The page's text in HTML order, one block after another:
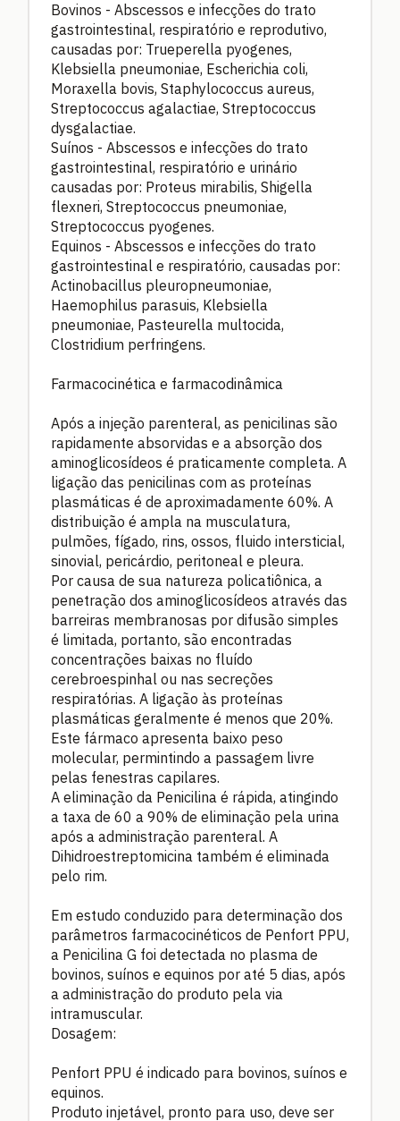
Bovinos - Abscessos e infecções do trato
gastrointestinal, respiratório e reprodutivo,
causadas por: Trueperella pyogenes,
Klebsiella pneumoniae, Escherichia coli,
Moraxella bovis, Staphylococcus aureus,
Streptococcus agalactiae, Streptococcus
dysgalactiae.
Suínos - Abscessos e infecções do trato
gastrointestinal, respiratório e urinário
causadas por: Proteus mirabilis, Shigella
flexneri, Streptococcus pneumoniae,
Streptococcus pyogenes.
Equinos - Abscessos e infecções do trato
gastrointestinal e respiratório, causadas por:
Actinobacillus pleuropneumoniae,
Haemophilus parasuis, Klebsiella
pneumoniae, Pasteurella multocida,
Clostridium perfringens.
Farmacocinética e farmacodinâmica
Após a injeção parenteral, as penicilinas são
rapidamente absorvidas e a absorção dos
aminoglicosídeos é praticamente completa. A
ligação das penicilinas com as proteínas
plasmáticas é de aproximadamente 60%. A
distribuição é ampla na musculatura,
pulmões, fígado, rins, ossos, fluido intersticial,
sinovial, pericárdio, peritoneal e pleura.
Por causa de sua natureza policatiônica, a
penetração dos aminoglicosídeos através das
barreiras membranosas por difusão simples
é limitada, portanto, são encontradas
concentrações baixas no fluído
cerebroespinhal ou nas secreções
respiratórias. A ligação às proteínas
plasmáticas geralmente é menos que 20%.
Este fármaco apresenta baixo peso
molecular, permintindo a passagem livre
pelas fenestras capilares.
A eliminação da Penicilina é rápida, atingindo
a taxa de 60 a 90% de eliminação pela urina
após a administração parenteral. A
Dihidroestreptomicina também é eliminada
pelo rim.
Em estudo conduzido para determinação dos
parâmetros farmacocinéticos de Penfort PPU,
a Penicilina G foi detectada no plasma de
bovinos, suínos e equinos por até 5 dias, após
a administração do produto pela via
intramuscular.
Dosagem:
Penfort PPU é indicado para bovinos, suínos e
equinos.
Produto injetável, pronto para uso, deve ser